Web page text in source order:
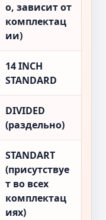
о, зависит от
комплектац
ии)
14 INCH
STANDARD
DIVIDED
(раздельно)
STANDART
(присутствуе
т во всех
комплектац
иях)